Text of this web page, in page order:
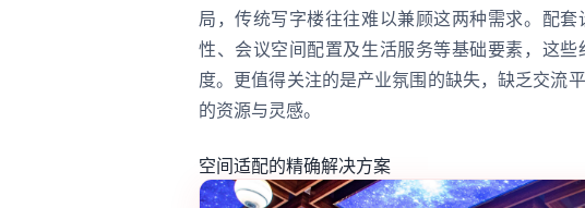
局，传统写字楼往往难以兼顾这两种需求。配
性、会议空间配置及生活服务等基础要素，这
度。更值得关注的是产业氛围的缺失，缺乏交流
的资源与灵感。
空间适配的精确解决方案